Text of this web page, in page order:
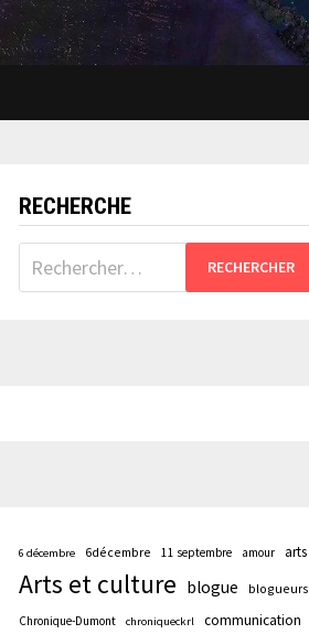
RECHERCHE
Rechercher :
6 décembre 6décembre 11 septembre amour arts
Arts et culture blogue blogueurs
Chronique-Dumont chroniqueckrl communication